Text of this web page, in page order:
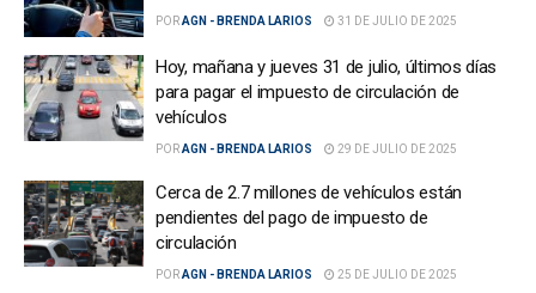
PORAGN - BRENDA LARIOS 31 DE JULIO DE 2025
Hoy, mañana y jueves 31 de julio, últimos días
para pagar el impuesto de circulación de
vehículos
PORAGN - BRENDA LARIOS 29 DE JULIO DE 2025
Cerca de 2.7 millones de vehículos están
pendientes del pago de impuesto de
circulación
PORAGN - BRENDA LARIOS 25 DE JULIO DE 2025